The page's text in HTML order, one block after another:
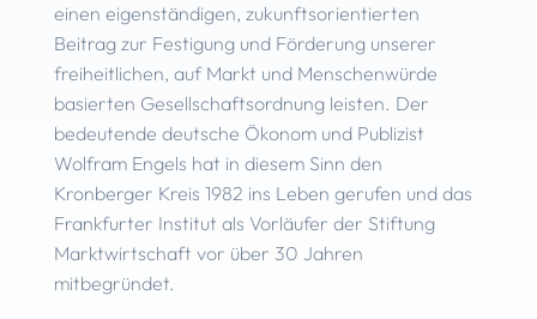
einen eigenständigen, zukunftsorientierten
Beitrag zur Festigung und Förderung unserer
freiheitlichen, auf Markt und Menschenwürde
basierten Gesellschaftsordnung leisten. Der
bedeutende deutsche Ökonom und Publizist
Wolfram Engels hat in diesem Sinn den
Kronberger Kreis 1982 ins Leben gerufen und das
Frankfurter Institut als Vorläufer der Stiftung
Marktwirtschaft vor über 30 Jahren
mitbegründet.